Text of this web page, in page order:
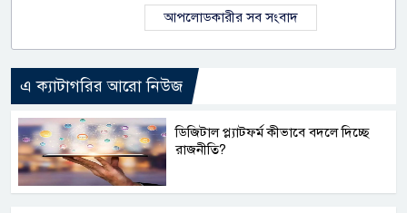
আপলোডকারীর সব সংবাদ
এ ক্যাটাগরির আরো নিউজ
ডিজিটাল প্ল্যাটফর্ম কীভাবে বদলে দিচ্ছে
রাজনীতি?